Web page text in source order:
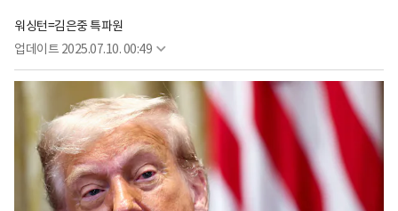
워싱턴=김은중 특파원
업데이트 2025.07.10. 00:49